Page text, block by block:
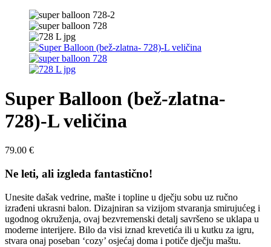
Super Balloon (bež-zlatna-
728)-L veličina
79.00 €
Ne leti, ali izgleda fantastično!
Unesite dašak vedrine, mašte i topline u dječju sobu uz ručno
izrađeni ukrasni balon. Dizajniran sa vizijom stvaranja smirujućeg i
ugodnog okruženja, ovaj bezvremenski detalj savršeno se uklapa u
moderne interijere. Bilo da visi iznad krevetića ili u kutku za igru,
stvara onaj poseban ‘cozy’ osjećaj doma i potiče dječju maštu.